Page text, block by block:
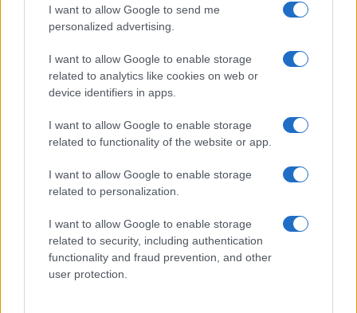
I want to allow Google to send me
personalized advertising.
I want to allow Google to enable storage
related to analytics like cookies on web or
device identifiers in apps.
I want to allow Google to enable storage
related to functionality of the website or app.
I want to allow Google to enable storage
related to personalization.
I want to allow Google to enable storage
related to security, including authentication
functionality and fraud prevention, and other
user protection.
Az iráni vezetés tagadta, hogy szándékosan
vették volna célba a helikoptert. Irán
külügyminiszter-helyettese azAl Jazeerának
nyilatkozva azt mondta, hogy az ország nem
tudatosan lőtte le a gépet, míg Abbász
Aragcsi iráni külügyminiszter
figyelmeztetett: Irán egyetlen támadást sem
hagy válasz nélkül.
„Ha biztonságban akarnak lenni,
hagyják el a térségünket”